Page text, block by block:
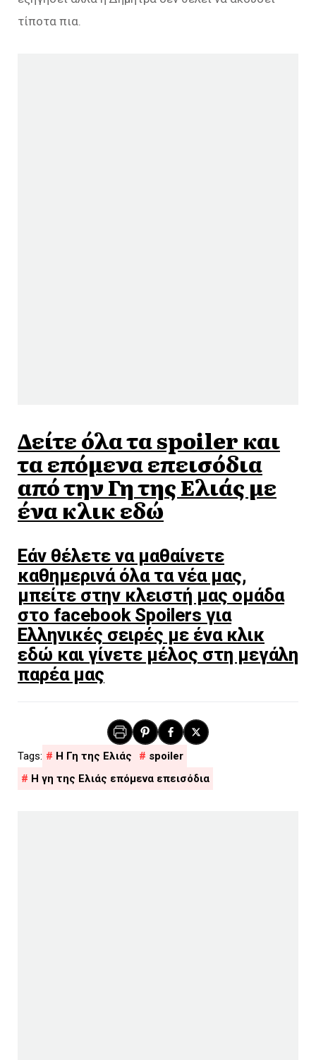
τίποτα πια.
Δείτε όλα τα spoiler και
τα επόμενα επεισόδια
από την Γη της Ελιάς με
ένα κλικ εδώ
Εάν θέλετε να μαθαίνετε
καθημερινά όλα τα νέα μας,
μπείτε στην κλειστή μας ομάδα
στο facebook Spoilers για
Ελληνικές σειρές με ένα κλικ
εδώ και γίνετε μέλος στη μεγάλη
παρέα μας
H Γη της Ελιάς
spoiler
Η γη της Ελιάς επόμενα επεισόδια